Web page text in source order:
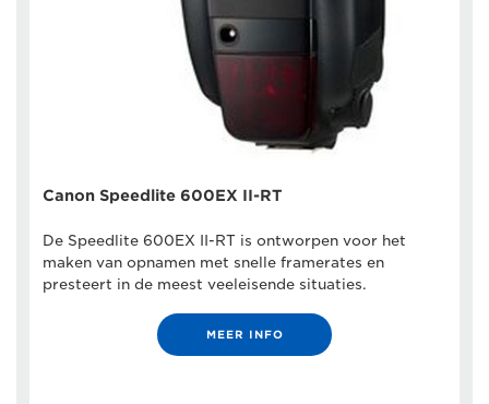
Canon Speedlite 600EX II-RT
De Speedlite 600EX II-RT is ontworpen voor het
maken van opnamen met snelle framerates en
presteert in de meest veeleisende situaties.
MEER INFO